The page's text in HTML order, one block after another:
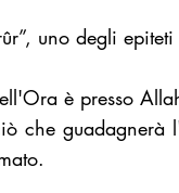
uno degli
è presso
che